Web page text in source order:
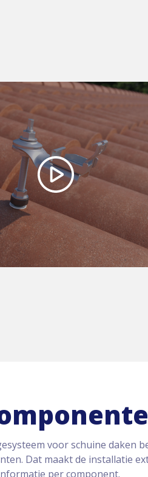
voor schuine daken
Dat maakt de installatie
per component.